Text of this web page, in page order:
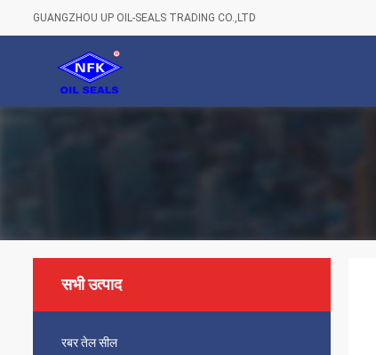
GUANGZHOU UP OIL-SEALS TRADING CO.,LTD
सभी उत्पाद
रबर तेल सील